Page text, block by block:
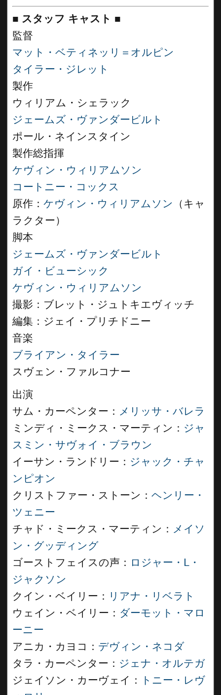
■ スタッフ キャスト ■
監督
マット・ベティネッリ＝オルピン
タイラー・ジレット
製作
ウィリアム・シェラック
ジェームズ・ヴァンダービルト
ポール・ネインスタイン
製作総指揮
ケヴィン・ウィリアムソン
コートニー・コックス
原作： ケヴィン・ウィリアムソン
（キャ
ラクター）
脚本
ジェームズ・ヴァンダービルト
ガイ・ビューシック
ケヴィン・ウィリアムソン
撮影：ブレット・ジュトキエヴィッチ
編集：ジェイ・プリチドニー
音楽
ブライアン・タイラー
スヴェン・ファルコナー
出演
サム・カーペンター： メリッサ・バレラ
ミンディ・ミークス・マーティン： ジャ
スミン・サヴォイ・ブラウン
イーサン・ランドリー： ジャック・チャ
ンピオン
クリストファー・ストーン： ヘンリー・
ツェニー
チャド・ミークス・マーティン： メイソ
ン・グッディング
ゴーストフェイスの声： ロジャー・L・
ジャクソン
クイン・ベイリー： リアナ・リベラト
ウェイン・ベイリー： ダーモット・マロ
ーニー
アニカ・カヨコ： デヴィン・ネコダ
タラ・カーペンター： ジェナ・オルテガ
ジェイソン・カーヴェイ：
トニー・レヴ